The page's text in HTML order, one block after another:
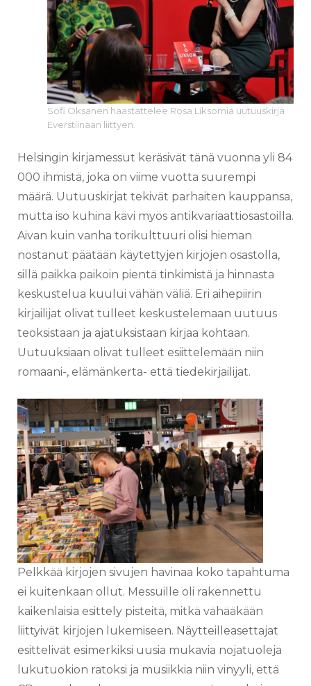
Sofi Oksanen haastattelee Rosa Liksomia uutuuskirja
Everstiinaan liittyen.
Helsingin kirjamessut keräsivät tänä vuonna yli 84
000 ihmistä, joka on viime vuotta suurempi
määrä. Uutuuskirjat tekivät parhaiten kauppansa,
mutta iso kuhina kävi myös antikvariaattiosastoilla.
Aivan kuin vanha torikulttuuri olisi hieman
nostanut päätään käytettyjen kirjojen osastolla,
sillä paikka paikoin pientä tinkimistä ja hinnasta
keskustelua kuului vähän väliä. Eri aihepiirin
kirjailijat olivat tulleet keskustelemaan uutuus
teoksistaan ja ajatuksistaan kirjaa kohtaan.
Uutuuksiaan olivat tulleet esiittelemään niin
romaani-, elämänkerta- että tiedekirjailijat.
Pelkkää kirjojen sivujen havinaa koko tapahtuma
ei kuitenkaan ollut. Messuille oli rakennettu
kaikenlaisia esittely pisteitä, mitkä vähääkään
liittyivät kirjojen lukemiseen. Näytteilleasettajat
esittelivät esimerkiksi uusia mukavia nojatuoleja
lukutuokion ratoksi ja musiikkia niin vinyyli, että